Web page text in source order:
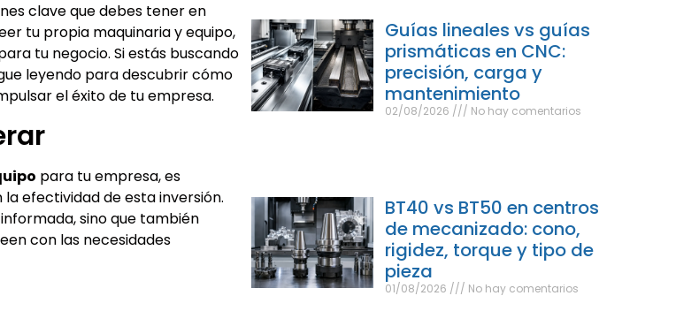
clave que debes tener en
tu propia maquinaria y equipo,
tu negocio. Si estás buscando
leyendo para descubrir cómo
el éxito de tu empresa.
para tu empresa, es
efectividad de esta inversión.
sino que también
con las necesidades
Guías lineales vs guías
prismáticas en CNC:
precisión, carga y
mantenimiento
02/08/2026 No hay comentarios
BT40 vs BT50 en centros
de mecanizado: cono,
rigidez, torque y tipo de
pieza
01/08/2026 No hay comentarios